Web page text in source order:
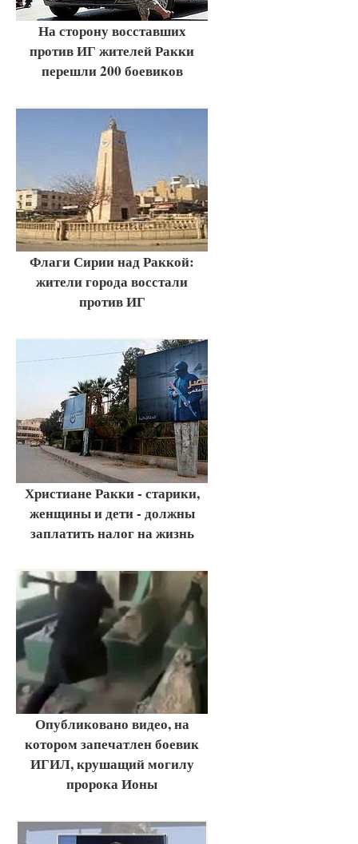
На сторону восставших
против ИГ жителей Ракки
перешли 200 боевиков
Флаги Сирии над Раккой:
жители города восстали
против ИГ
Христиане Ракки - старики,
женщины и дети - должны
заплатить налог на жизнь
Опубликовано видео, на
котором запечатлен боевик
ИГИЛ, крушащий могилу
пророка Ионы